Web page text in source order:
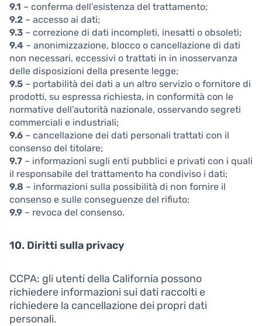
9.1 – conferma dell’esistenza del trattamento;
9.2 – accesso ai dati;
9.3 – correzione di dati incompleti, inesatti o obsoleti;
9.4 – anonimizzazione, blocco o cancellazione di dati
non necessari, eccessivi o trattati in in inosservanza
delle disposizioni della presente legge;
9.5 – portabilità dei dati a un altro servizio o fornitore di
prodotti, su espressa richiesta, in conformità con le
normative dell’autorità nazionale, osservando segreti
commerciali e industriali;
9.6 – cancellazione dei dati personali trattati con il
consenso del titolare;
9.7 – informazioni sugli enti pubblici e privati con i quali
il responsabile del trattamento ha condiviso i dati;
9.8 – informazioni sulla possibilità di non fornire il
consenso e sulle conseguenze del rifiuto;
9.9 – revoca del consenso.
10. Diritti sulla privacy
CCPA: gli utenti della California possono
richiedere informazioni sui dati raccolti e
richiedere la cancellazione dei propri dati
personali.